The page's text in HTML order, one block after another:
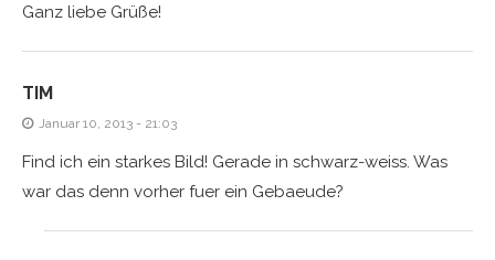
Ganz liebe Grüße!
TIM
Januar 10, 2013 - 21:03
Find ich ein starkes Bild! Gerade in schwarz-weiss. Was
war das denn vorher fuer ein Gebaeude?